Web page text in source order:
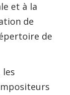
et à la
de
de